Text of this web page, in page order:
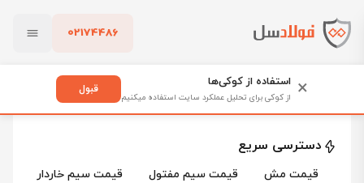
02174486
پاک کردن
قیمت رابیتس
دسترسی سریع
قیمت مش قیمت سیم مفتول قیمت سیم خاردار
× استفاده از کوکی‌ها
از کوکی برای تحلیل عملکرد سایت استفاده میکنیم
قبول